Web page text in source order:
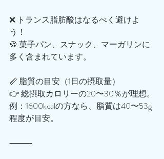
❌ トランス脂肪酸はなるべく避けよ
う！
🍪 菓子パン、スナック、マーガリンに
多く含まれています。
📏 脂質の目安（1日の摂取量）
👉 総摂取カロリーの20〜30％が理想。
例：1600kcalの方なら、脂質は40〜53g
程度が目安。
⸻